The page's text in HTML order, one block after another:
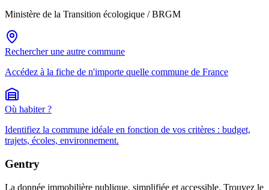
Ministère de la Transition écologique / BRGM
Rechercher une autre commune
Accédez à la fiche de n'importe quelle commune de France
Où habiter ?
Identifiez la commune idéale en fonction de vos critères : budget,
trajets, écoles, environnement.
Gentry
La donnée immobilière publique, simplifiée et accessible. Trouvez le